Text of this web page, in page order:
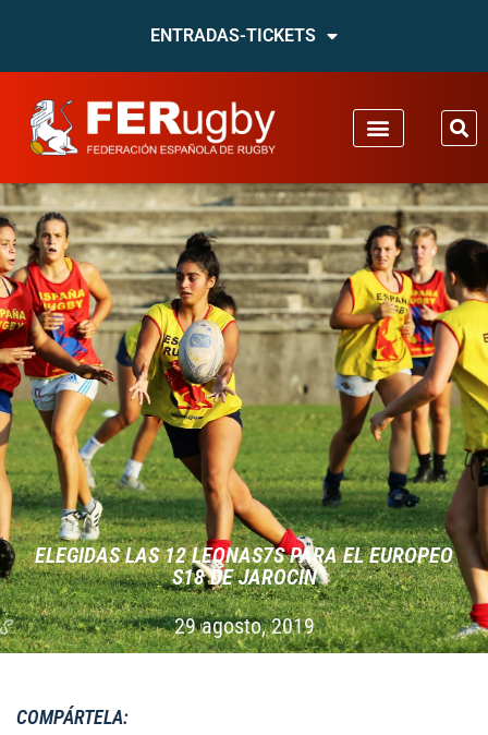
ENTRADAS-TICKETS
ELEGIDAS LAS 12 LEONAS7S PARA EL EUROPEO
S18 DE JAROCIN
29 agosto, 2019
COMPÁRTELA: